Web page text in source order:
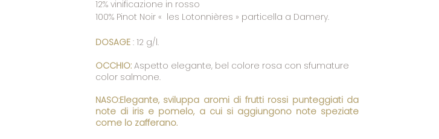
12% vinificazione in rosso
100% Pinot Noir « les Lotonnières » particella a Damery.
DOSAGE : 12 g/l.
OCCHIO: Aspetto elegante, bel colore rosa con sfumature
color salmone.
NASO:Elegante, sviluppa aromi di frutti rossi punteggiati da
note di iris e pomelo, a cui si aggiungono note speziate
come lo zafferano.